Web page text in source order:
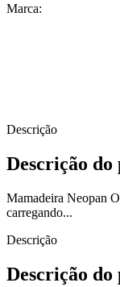
Marca:
Descrição
Descrição do
Mamadeira Neopan
carregando...
Descrição
Descrição do